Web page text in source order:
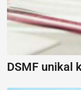
DSMF unikal